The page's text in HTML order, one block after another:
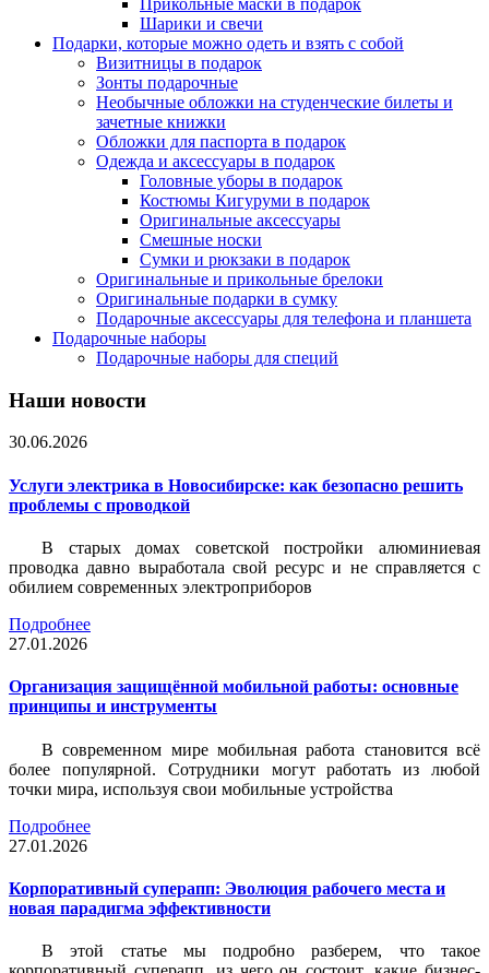
Прикольные маски в подарок
Шарики и свечи
Подарки, которые можно одеть и взять с собой
Визитницы в подарок
Зонты подарочные
Необычные обложки на студенческие билеты и
зачетные книжки
Обложки для паспорта в подарок
Одежда и аксессуары в подарок
Головные уборы в подарок
Костюмы Кигуруми в подарок
Оригинальные аксессуары
Смешные носки
Сумки и рюкзаки в подарок
Оригинальные и прикольные брелоки
Оригинальные подарки в сумку
Подарочные аксессуары для телефона и планшета
Подарочные наборы
Подарочные наборы для специй
Наши новости
30.06.2026
Услуги электрика в Новосибирске: как безопасно решить
проблемы с проводкой
В старых домах советской постройки алюминиевая
проводка давно выработала свой ресурс и не справляется с
обилием современных электроприборов
Подробнее
27.01.2026
Организация защищённой мобильной работы: основные
принципы и инструменты
В современном мире мобильная работа становится всё
более популярной. Сотрудники могут работать из любой
точки мира, используя свои мобильные устройства
Подробнее
27.01.2026
Корпоративный суперапп: Эволюция рабочего места и
новая парадигма эффективности
В этой статье мы подробно разберем, что такое